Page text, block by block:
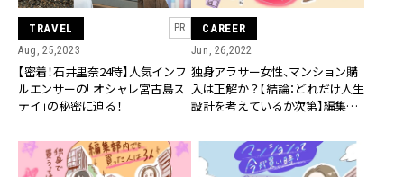
TRAVEL
PR
Aug, 25,2023
【密着！石井里奈24時】人気インフ
ルエンサーの「オシャレ宮古島ス
テイ」の秘密に迫る！
CAREER
Jun, 26,2022
独身アラサー女性、マンション購
入は正解か？【結論：どれだけ人生
設計を考えているか次第】編集M、